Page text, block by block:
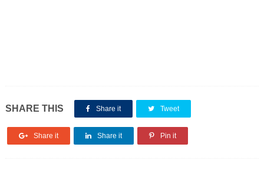
SHARE THIS Share it Tweet
Share it Share it Pin it